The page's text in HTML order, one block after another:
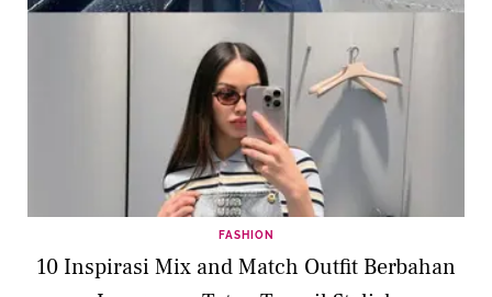
FASHION
10 Inspirasi Mix and Match Outfit Berbahan